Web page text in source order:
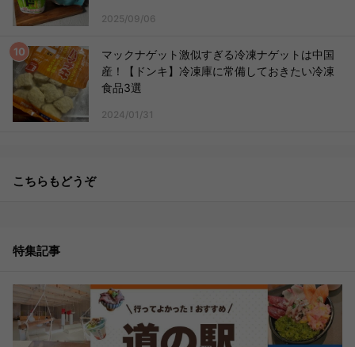
2025/09/06
マックナゲット激似すぎる冷凍ナゲットは中国
産！【ドンキ】冷凍庫に常備しておきたい冷凍
食品3選
2024/01/31
こちらもどうぞ
特集記事